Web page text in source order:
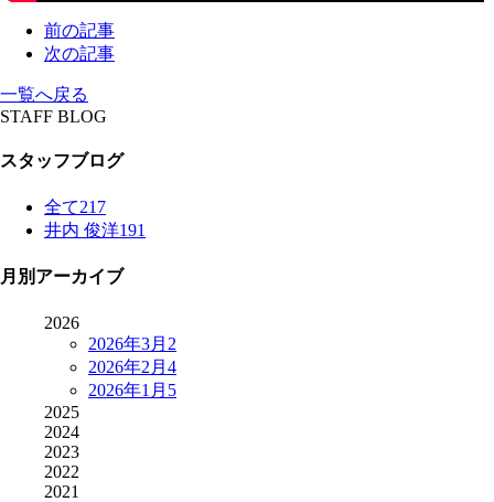
前の記事
次の記事
一覧へ戻る
STAFF BLOG
スタッフブログ
全て217
井内 俊洋191
月別アーカイブ
2026
2026年3月 2
2026年2月 4
2026年1月 5
2025
2024
2023
2022
2021